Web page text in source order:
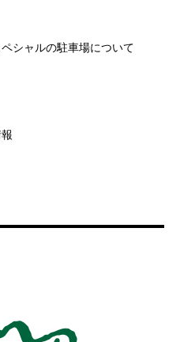
シャルの駐車場について